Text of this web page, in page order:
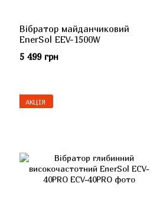
Вібратор майданчиковий
EnerSol EEV-1500W
5 499 грн
АКЦІЯ